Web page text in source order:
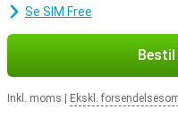
Uanset om du downloader
bruger tunge apps, så holder
Mini dig i gang. Så du
for plads eller have en
Se SIM Free
Bestil
Inkl. moms Ekskl.